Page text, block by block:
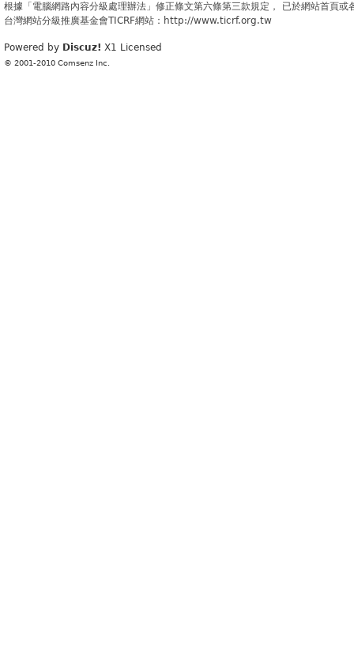
根據「電腦網路內容分級處理辦法」修正條文第六條第三款規定， 已於網站首頁
台灣網站分級推廣基金會TICRF網站：http://www.ticrf.org.tw
Powered by Discuz! X1 Licensed
© 2001-2010 Comsenz Inc.